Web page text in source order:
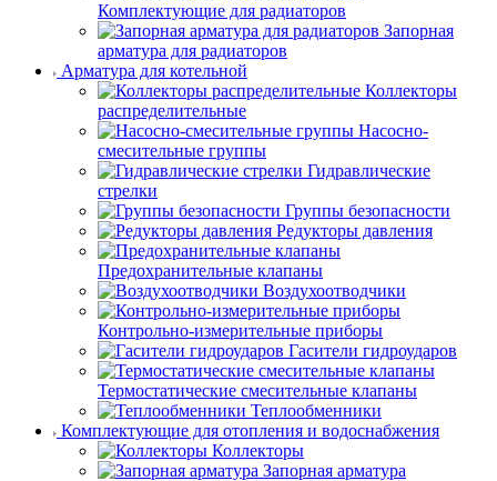
Комплектующие для радиаторов
Запорная
арматура для радиаторов
Арматура для котельной
Коллекторы
распределительные
Насосно-
смесительные группы
Гидравлические
стрелки
Группы безопасности
Редукторы давления
Предохранительные клапаны
Воздухоотводчики
Контрольно-измерительные приборы
Гасители гидроударов
Термостатические смесительные клапаны
Теплообменники
Комплектующие для отопления и водоснабжения
Коллекторы
Запорная арматура